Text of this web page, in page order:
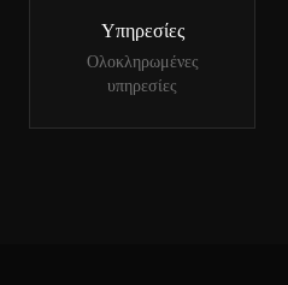
Υπηρεσίες
Ολοκληρωμένες
υπηρεσίες